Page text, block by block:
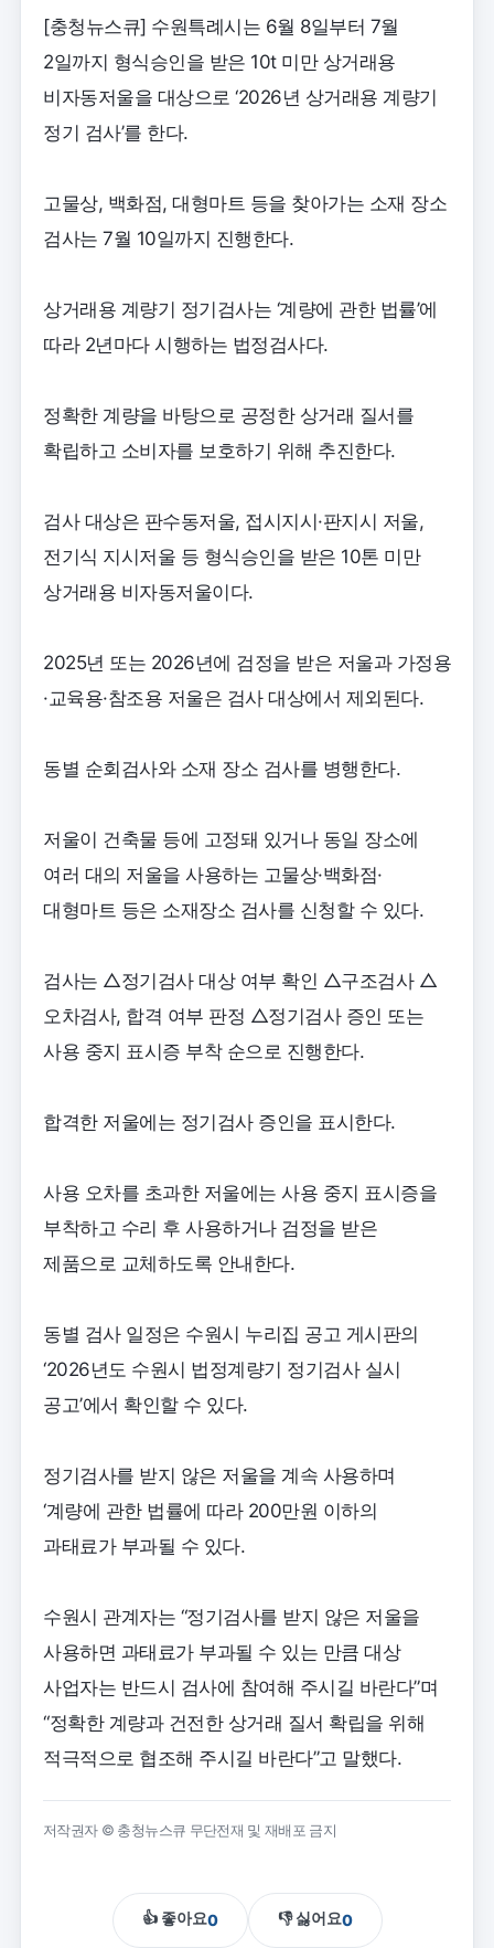
[충청뉴스큐] 수원특례시는 6월 8일부터 7월
2일까지 형식승인을 받은 10t 미만 상거래용
비자동저울을 대상으로 ‘2026년 상거래용 계량기
정기 검사’를 한다.
고물상, 백화점, 대형마트 등을 찾아가는 소재 장소
검사는 7월 10일까지 진행한다.
상거래용 계량기 정기검사는 ‘계량에 관한 법률’에
따라 2년마다 시행하는 법정검사다.
정확한 계량을 바탕으로 공정한 상거래 질서를
확립하고 소비자를 보호하기 위해 추진한다.
검사 대상은 판수동저울, 접시지시·판지시 저울,
전기식 지시저울 등 형식승인을 받은 10톤 미만
상거래용 비자동저울이다.
2025년 또는 2026년에 검정을 받은 저울과 가정용
·교육용·참조용 저울은 검사 대상에서 제외된다.
동별 순회검사와 소재 장소 검사를 병행한다.
저울이 건축물 등에 고정돼 있거나 동일 장소에
여러 대의 저울을 사용하는 고물상·백화점·
대형마트 등은 소재장소 검사를 신청할 수 있다.
검사는 △정기검사 대상 여부 확인 △구조검사 △
오차검사, 합격 여부 판정 △정기검사 증인 또는
사용 중지 표시증 부착 순으로 진행한다.
합격한 저울에는 정기검사 증인을 표시한다.
사용 오차를 초과한 저울에는 사용 중지 표시증을
부착하고 수리 후 사용하거나 검정을 받은
제품으로 교체하도록 안내한다.
동별 검사 일정은 수원시 누리집 공고 게시판의
‘2026년도 수원시 법정계량기 정기검사 실시
공고’에서 확인할 수 있다.
정기검사를 받지 않은 저울을 계속 사용하며
‘계량에 관한 법률에 따라 200만원 이하의
과태료가 부과될 수 있다.
수원시 관계자는 “정기검사를 받지 않은 저울을
사용하면 과태료가 부과될 수 있는 만큼 대상
사업자는 반드시 검사에 참여해 주시길 바란다”며
“정확한 계량과 건전한 상거래 질서 확립을 위해
적극적으로 협조해 주시길 바란다”고 말했다.
저작권자 © 충청뉴스큐 무단전재 및 재배포 금지
👍 좋아요0 👎 싫어요0